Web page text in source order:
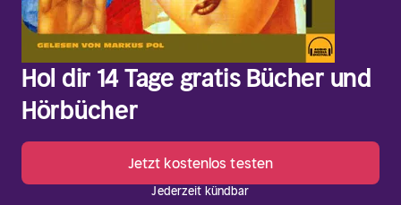
Hol dir 14 Tage gratis Bücher und
Hörbücher
Jetzt kostenlos testen
Jederzeit kündbar